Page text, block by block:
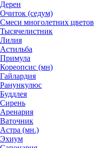
Дерен
Очиток (седум)
Смеси многолетних цветов
Тысячелистник
Лилия
Астильба
Примула
Кореопсис (мн)
Гайлардия
Ранункулюс
Буддлея
Сирень
Аренария
Ваточник
Астра (мн.)
Эхиум